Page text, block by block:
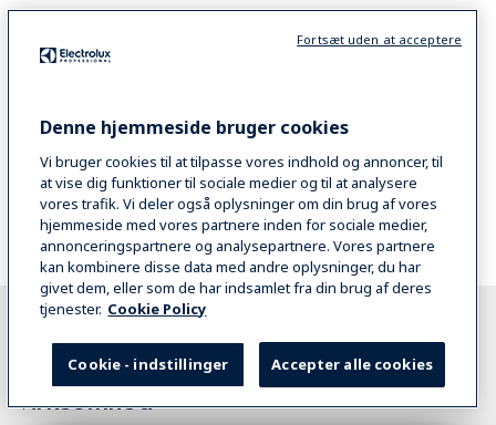
Opdag, hvad 900XP- og 700XP-
serierne kan gøre for din virksomhed
Find den ideelle pakke til din
virksomhed
Denne hjemmeside bruger cookies
Vi bruger cookies til at tilpasse vores indhold og annoncer, til
at vise dig funktioner til sociale medier og til at analysere
vores trafik. Vi deler også oplysninger om din brug af vores
hjemmeside med vores partnere inden for sociale medier,
annonceringspartnere og analysepartnere. Vores partnere
kan kombinere disse data med andre oplysninger, du har
givet dem, eller som de har indsamlet fra din brug af deres
tjenester. Cookie Policy
Accepter alle cookies
Cookie - indstillinger
Fortsæt uden at acceptere